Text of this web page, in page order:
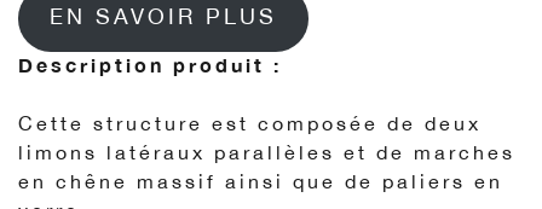
EN SAVOIR PLUS
Description produit :
Cette structure est composée de deux
limons latéraux parallèles et de marches
en chêne massif ainsi que de paliers en